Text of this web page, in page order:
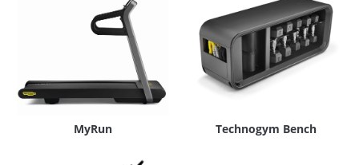
MyRun Technogym Bench